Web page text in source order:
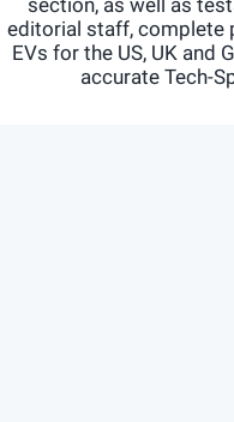
section, as well as
editorial staff, complete
EVs for the US, UK and
accurate Tech-